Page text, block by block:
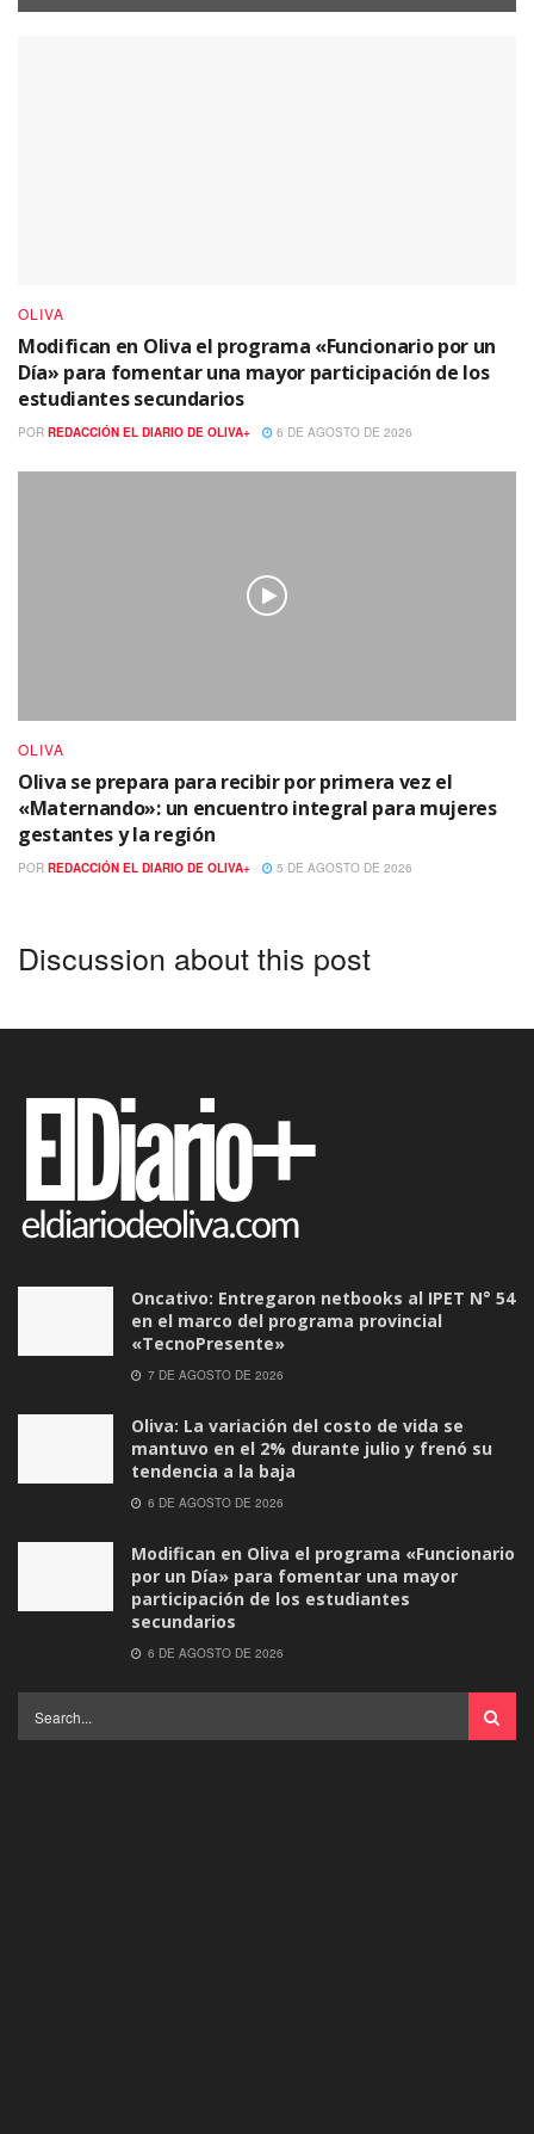
OLIVA
Modifican en Oliva el programa «Funcionario por un
Día» para fomentar una mayor participación de los
estudiantes secundarios
POR REDACCIÓN EL DIARIO DE OLIVA+ 6 DE AGOSTO DE 2026
OLIVA
Oliva se prepara para recibir por primera vez el
«Maternando»: un encuentro integral para mujeres
gestantes y la región
POR REDACCIÓN EL DIARIO DE OLIVA+ 5 DE AGOSTO DE 2026
Discussion about this post
Oncativo: Entregaron netbooks al IPET N° 54
en el marco del programa provincial
«TecnoPresente»
7 DE AGOSTO DE 2026
Oliva: La variación del costo de vida se
mantuvo en el 2% durante julio y frenó su
tendencia a la baja
6 DE AGOSTO DE 2026
Modifican en Oliva el programa «Funcionario
por un Día» para fomentar una mayor
participación de los estudiantes
secundarios
6 DE AGOSTO DE 2026